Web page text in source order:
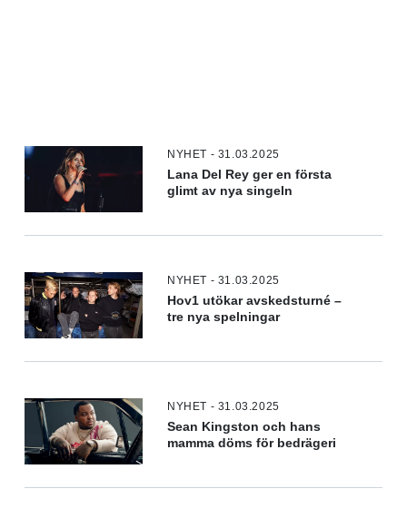
NYHET - 31.03.2025
Lana Del Rey ger en första
glimt av nya singeln
NYHET - 31.03.2025
Hov1 utökar avskedsturné –
tre nya spelningar
NYHET - 31.03.2025
Sean Kingston och hans
mamma döms för bedrägeri